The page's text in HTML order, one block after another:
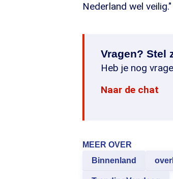
Nederland wel veilig."
Vragen? Stel
Heb je nog
Naar de chat
MEER OVER
Binnenland